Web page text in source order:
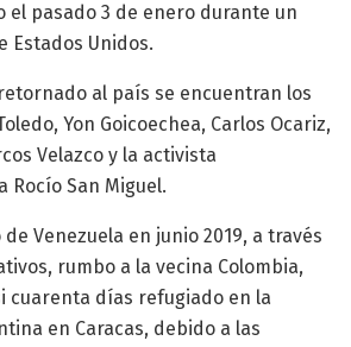
el pasado 3 de enero durante un
Estados Unidos.
al país se encuentran los
Yon Goicoechea, Carlos Ocariz,
Velazco y la activista
Rocío San Miguel.
Venezuela en junio 2019, a través
rumbo a la vecina Colombia,
cuarenta días refugiado en la
en Caracas, debido a las